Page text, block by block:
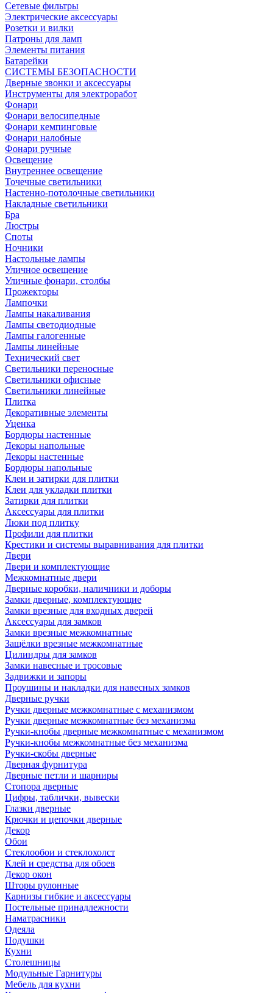
Сетевые фильтры
Электрические аксессуары
Розетки и вилки
Патроны для ламп
Элементы питания
Батарейки
СИСТЕМЫ БЕЗОПАСНОСТИ
Дверные звонки и аксессуары
Инструменты для электроработ
Фонари
Фонари велосипедные
Фонари кемпинговые
Фонари налобные
Фонари ручные
Освещение
Внутреннее освещение
Точечные светильники
Настенно-потолочные светильники
Накладные светильники
Бра
Люстры
Споты
Ночники
Настольные лампы
Уличное освещение
Уличные фонари, столбы
Прожекторы
Лампочки
Лампы накаливания
Лампы светодиодные
Лампы галогенные
Лампы линейные
Технический свет
Светильники переносные
Светильники офисные
Светильники линейные
Плитка
Декоративные элементы
Уценка
Бордюры настенные
Декоры напольные
Декоры настенные
Бордюры напольные
Клеи и затирки для плитки
Клеи для укладки плитки
Затирки для плитки
Аксессуары для плитки
Люки под плитку
Профили для плитки
Крестики и системы выравнивания для плитки
Двери
Двери и комплектующие
Межкомнатные двери
Дверные коробки, наличники и доборы
Замки дверные, комплектующие
Замки врезные для входных дверей
Аксессуары для замков
Замки врезные межкомнатные
Защёлки врезные межкомнатные
Цилиндры для замков
Замки навесные и тросовые
Задвижки и запоры
Проушины и накладки для навесных замков
Дверные ручки
Ручки дверные межкомнатные с механизмом
Ручки дверные межкомнатные без механизма
Ручки-кнобы дверные межкомнатные с механизмом
Ручки-кнобы межкомнатные без механизма
Ручки-скобы дверные
Дверная фурнитура
Дверные петли и шарниры
Стопора дверные
Цифры, таблички, вывески
Глазки дверные
Крючки и цепочки дверные
Декор
Обои
Стеклообои и стеклохолст
Клей и средства для обоев
Декор окон
Шторы рулонные
Карнизы гибкие и аксессуары
Постельные принадлежности
Наматрасники
Одеяла
Подушки
Кухни
Столешницы
Модульные Гарнитуры
Мебель для кухни